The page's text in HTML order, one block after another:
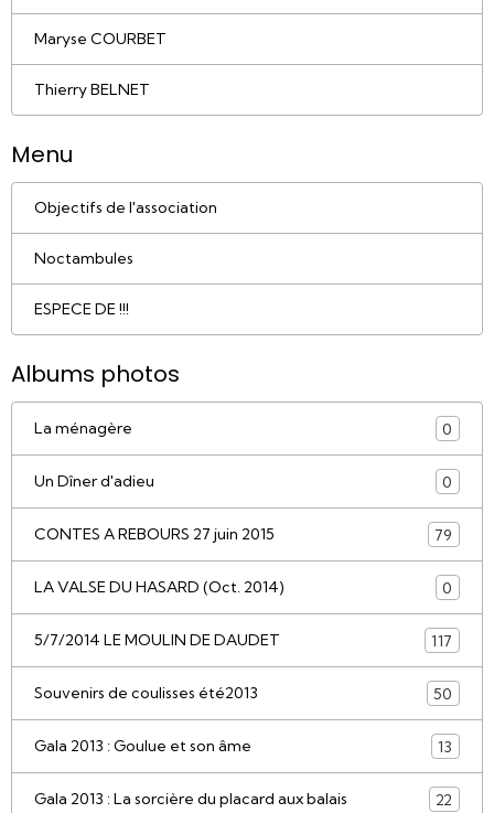
Maryse COURBET
Thierry BELNET
Menu
Objectifs de l'association
Noctambules
ESPECE DE !!!
Albums photos
La ménagère 0
Un Dîner d'adieu 0
CONTES A REBOURS 27 juin 2015 79
LA VALSE DU HASARD (Oct. 2014) 0
5/7/2014 LE MOULIN DE DAUDET 117
Souvenirs de coulisses été2013 50
Gala 2013 : Goulue et son âme 13
Gala 2013 : La sorcière du placard aux balais 22